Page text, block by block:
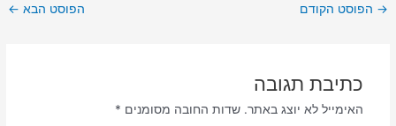
→ הפוסט הקודם הפוסט הבא ←
כתיבת תגובה
האימייל לא יוצג באתר. שדות החובה מסומנים *